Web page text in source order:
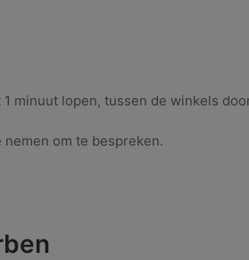
minuut lopen, tussen de winkels
om te bespreken.